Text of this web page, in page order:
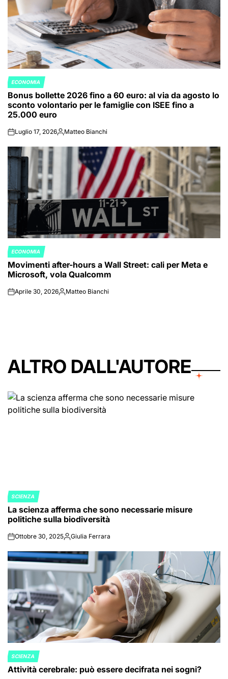
POSTED
IN
ECONOMIA
Bonus bollette 2026 fino a 60 euro: al via da agosto lo
sconto volontario per le famiglie con ISEE fino a
25.000 euro
onLuglio 17, 2026Posted
Matteo Bianchi
POSTED
IN
ECONOMIA
Movimenti after-hours a Wall Street: cali per Meta e
Microsoft, vola Qualcomm
onAprile 30, 2026Posted
Matteo Bianchi
ALTRO DALL'AUTORE
POSTED
IN
SCIENZA
La scienza afferma che sono necessarie misure
politiche sulla biodiversità
onOttobre 30, 2025Posted
Giulia Ferrara
POSTED
IN
SCIENZA
Attività cerebrale: può essere decifrata nei sogni?